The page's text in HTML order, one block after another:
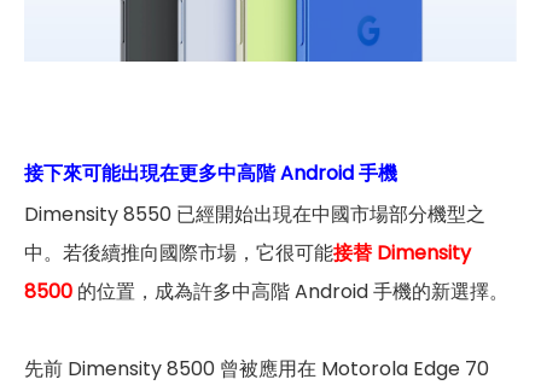
接下來可能出現在更多中高階 Android 手機
Dimensity 8550 已經開始出現在中國市場部分機型之
中。若後續推向國際市場，它很可能接替 Dimensity
8500 的位置，成為許多中高階 Android 手機的新選擇。
先前 Dimensity 8500 曾被應用在 Motorola Edge 70